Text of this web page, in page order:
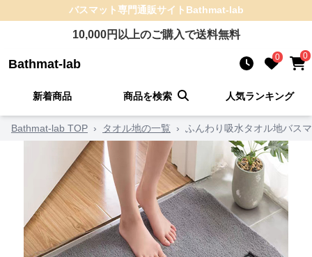
バスマット専門通販サイト Bathmat-lab
10,000円以上のご購入で送料無料
Bathmat-lab 0 0
新着商品 商品を検索 人気ランキング
Bathmat-lab TOP › タオル地の一覧 › ふんわり吸水タオル地バス